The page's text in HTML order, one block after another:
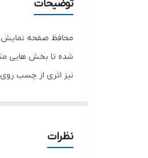
توضیحات
محافظ صفحه نمایش
شده تا بخش هایی
نیز اثری از چسب
نظرات